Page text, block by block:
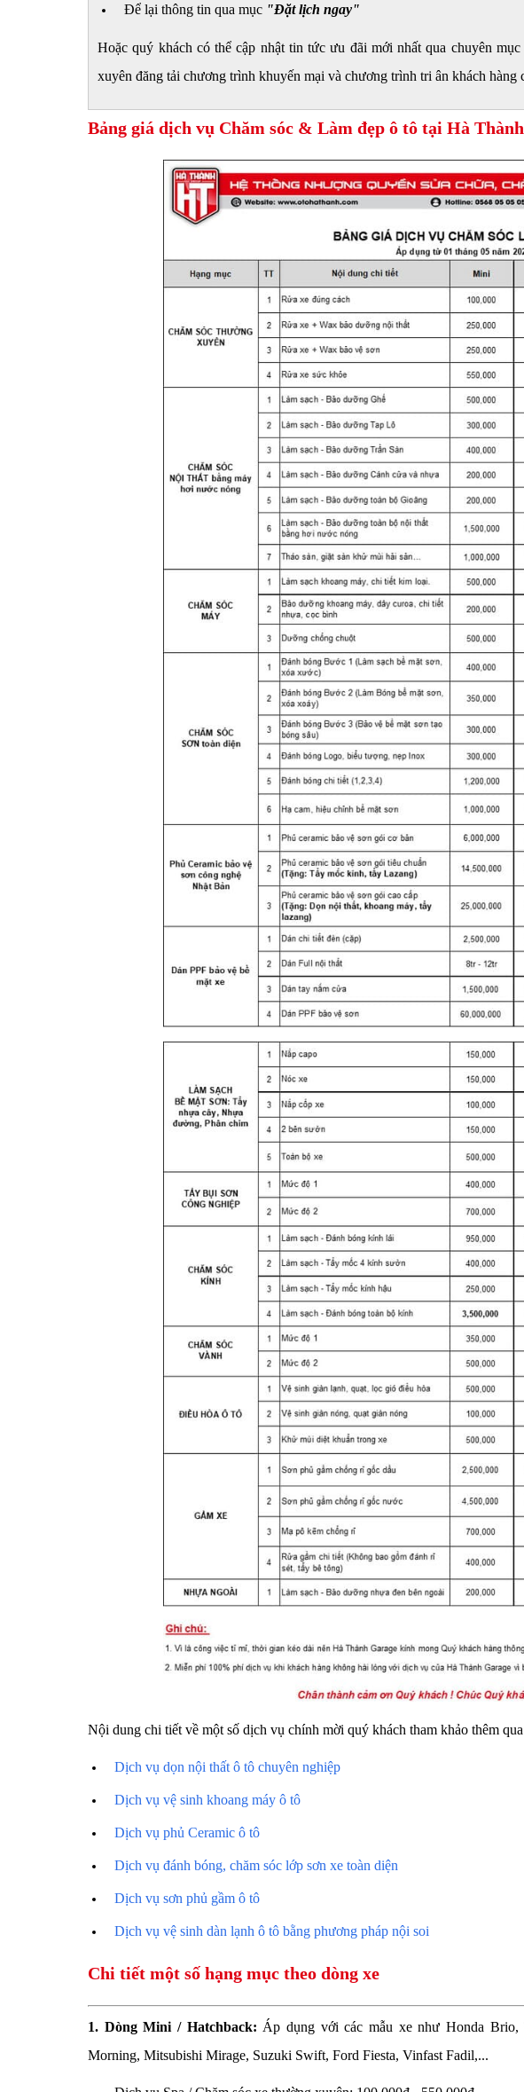
Để lại thông tin qua mục "Đặt lịch ngay"
Hoặc quý khách có thể cập nhật tin tức ưu đãi mới nhất qua chuyên
xuyên đăng tải chương trình khuyến mại và chương trình tri ân khách hàng
Bảng giá dịch vụ Chăm sóc & Làm đẹp ô tô tại Hà
Nội dung chi tiết về một số dịch vụ chính mời quý khách tham khảo thêm
Dịch vụ dọn nội thất ô tô chuyên nghiệp
Dịch vụ vệ sinh khoang máy ô tô
Dịch vụ phủ Ceramic ô tô
Dịch vụ đánh bóng, chăm sóc lớp sơn xe toàn diện
Dịch vụ sơn phủ gầm ô tô
Dịch vụ vệ sinh dàn lạnh ô tô bằng phương pháp nội soi
Chi tiết một số hạng mục theo dòng xe
1. Dòng Mini / Hatchback: Áp dụng với các mẫu xe như Honda
Morning, Mitsubishi Mirage, Suzuki Swift, Ford Fiesta, Vinfast Fadil,...